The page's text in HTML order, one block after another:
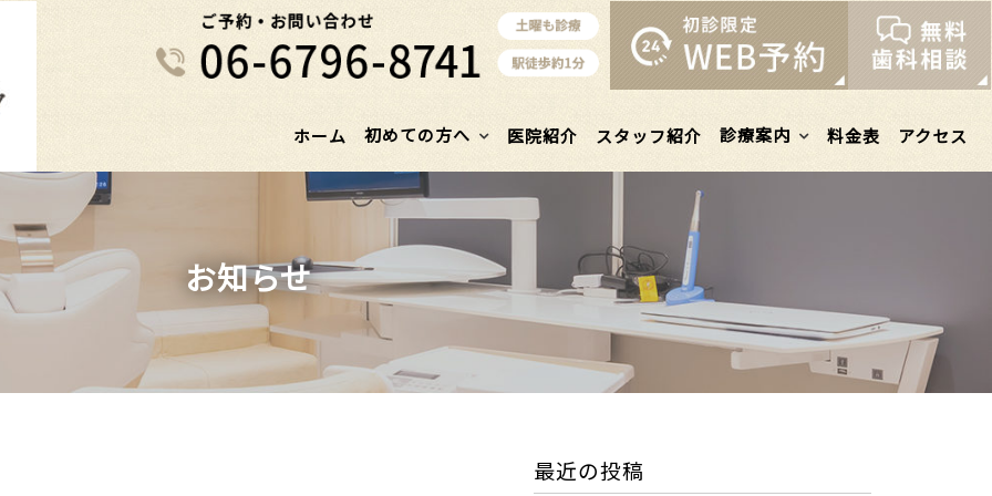
ホーム 初めての方へ 医院紹介 スタッフ紹介 診療案内 料金表 アクセス
お知らせ
最近の投稿